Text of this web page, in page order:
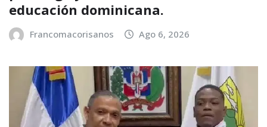
educación dominicana.
Francomacorisanos Ago 6, 2026